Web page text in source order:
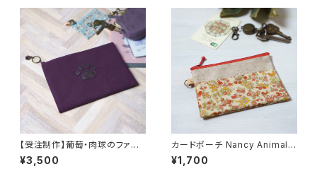
【受注制作】葡萄・肉球のファス
ナーポーチ
¥3,500
カードポーチ Nancy Animal
（ナンシー・アニマル）オレンジ
リバティラミネート生地
¥1,700